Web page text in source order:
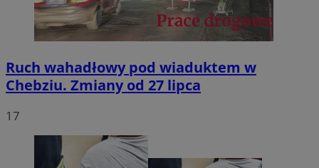
Ruch wahadłowy pod wiaduktem w
Chebziu. Zmiany od 27 lipca
17